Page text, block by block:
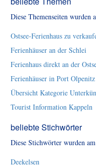
Diese Themenseiten wurden
Ostsee-Ferienhaus zu
Ferienhäuser an der Schlei
Ferienhaus direkt an der
Ferienhäuser in Port Olpenitz
Übersicht Kategorie
Tourist Information Kappeln
beliebte Stichwörter
Diese Stichwörter wurden
Deekelsen